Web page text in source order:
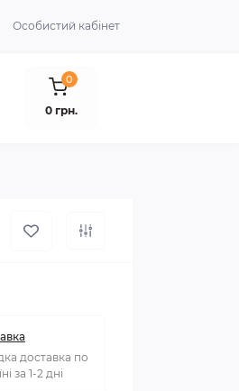
Особистий кабінет
0
0 грн.
доставка по
за 1-2 дні